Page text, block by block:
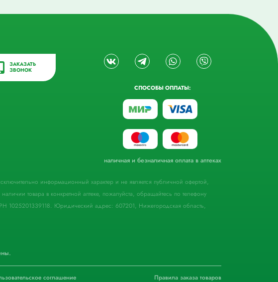
ЗАКАЗАТЬ
ЗВОНОК
СПОСОБЫ ОПЛАТЫ:
наличная и безналичная оплата в аптеках
информационный характер и не является публичной офертой,
товара в конкретной аптеке, пожалуйста, обращайтесь по телефону
Юридический адрес: 607201, Нижегородская область,
соглашение Правила заказа товаров